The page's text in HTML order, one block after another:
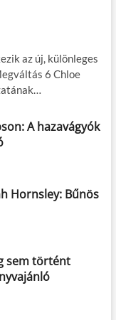
az új, különleges
6 Chloe
A hazavágyók
Hornsley: Bűnös
sem történt